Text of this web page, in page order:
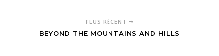
PLUS RÉCENT
BEYOND THE MOUNTAINS AND HILLS